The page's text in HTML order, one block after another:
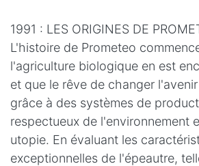
1991 : LES ORIGINES DE
L'histoire de Prometeo
l'agriculture biologique en est
et que le rêve de changer
grâce à des systèmes de
respectueux de l'environnement
utopie. En évaluant les
exceptionnelles de l'épeautre,